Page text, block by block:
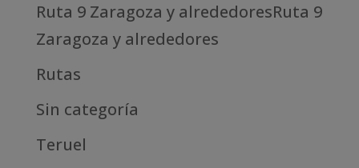
Ruta 9 Zaragoza y alrededoresRuta 9
Zaragoza y alrededores
Rutas
Sin categoría
Teruel